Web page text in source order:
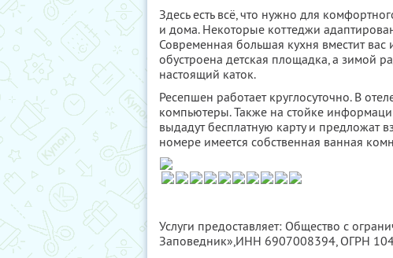
Здесь есть всё, что нужно для
и дома. Некоторые коттеджи
Современная большая кухня вместит
обустроена детская площадка, а зимой
настоящий каток.
Ресепшен работает круглосуточно. В
компьютеры. Также на стойке
выдадут бесплатную карту и предложат
номере имеется собственная ванная
Услуги предоставляет: Общество с
Заповедник»,ИНН 6907008394, ОГРН